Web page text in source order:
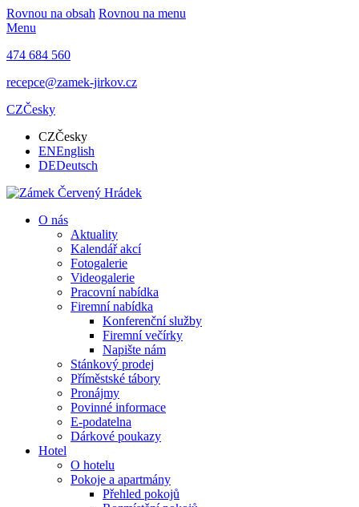
Rovnou na obsah Rovnou na menu
Menu
474 684 560
recepce@zamek-jirkov.cz
CZČesky
CZČesky
ENEnglish
DEDeutsch
O nás
Aktuality
Kalendář akcí
Fotogalerie
Videogalerie
Pracovní nabídka
Firemní nabídka
Konferenční služby
Firemní večírky
Napište nám
Stánkový prodej
Příměstské tábory
Pronájmy
Povinné informace
E-podatelna
Dárkové poukazy
Hotel
O hotelu
Pokoje a apartmány
Přehled pokojů